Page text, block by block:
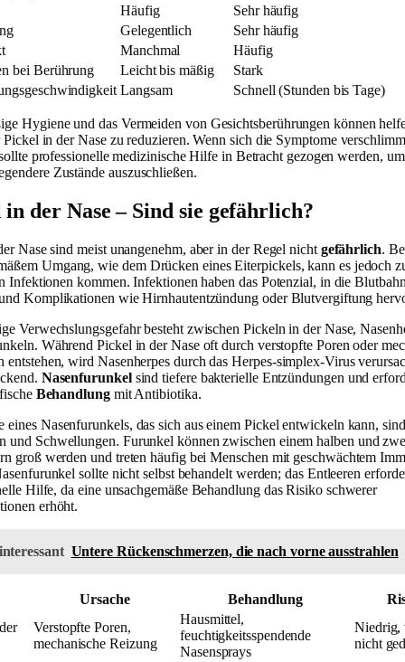
Häufig
Sehr häufig
Gelegentlich
Sehr häufig
Manchmal
Häufig
bei Berührung
Leicht bis mäßig
Stark
Langsam Schnell (Stunden bis Tage)
Hygiene und das Vermeiden von Gesichtsberührungen können
in der Nase zu reduzieren. Wenn sich die Symptome
professionelle medizinische Hilfe in Betracht gezogen werden,
Zustände auszuschließen.
der Nase – Sind sie gefährlich?
Nase sind meist unangenehm, aber in der Regel nicht gefährlich.
Umgang, wie dem Drücken eines Eiterpickels, kann es jedoch
Infektionen kommen. Infektionen haben das Potenzial, in die
Komplikationen wie Hirnhautentzündung oder Blutvergiftung
Verwechslungsgefahr besteht zwischen Pickeln in der Nase,
Während Pickel in der Nase oft durch verstopfte Poren oder
entstehen, wird Nasenherpes durch das Herpes-simplex-Virus
Nasenfurunkelsind tiefere bakterielle Entzündungen und
Behandlungmit Antibiotika.
eines Nasenfurunkels, das sich aus einem Pickel entwickeln kann,
und Schwellungen. Furunkel können zwischen einem halben und
groß werden und treten häufig bei Menschen mit geschwächtem
sollte nicht selbst behandelt werden; das Entleeren
Hilfe, da eine unsachgemäße Behandlung das Risiko schwerer
erhöht.
Untere Rückenschmerzen, die nach vorne ausstrahlen
Ursache Behandlung
Verstopfte Poren,
mechanische Reizung
Hausmittel,
feuchtigkeitsspendende
Nasensprays
Niedrig,
nicht